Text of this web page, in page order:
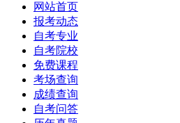
网站首页
报考动态
自考专业
自考院校
免费课程
考场查询
成绩查询
自考问答